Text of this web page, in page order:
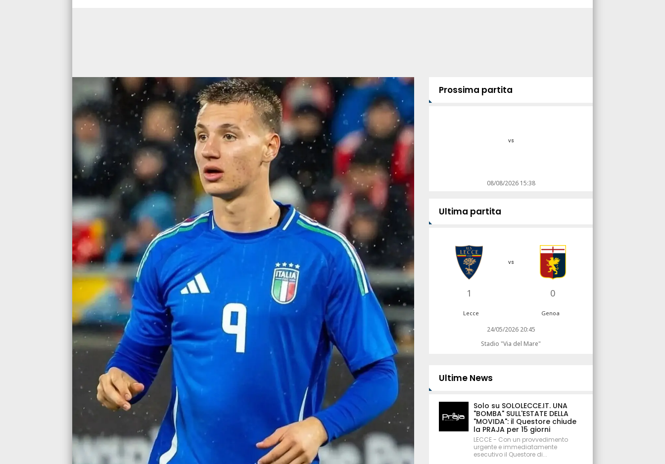
Prossima partita
vs
08/08/2026 15:38
Ultima partita
1
vs
0
Lecce Genoa
24/05/2026 20:45
Stadio "Via del Mare"
Ultime News
Solo su SOLOLECCE.IT. UNA
"BOMBA" SULL'ESTATE DELLA
"MOVIDA": il Questore chiude
la PRAJA per 15 giorni
LECCE - Con un provvedimento
urgente e immediatamente
esecutivo il Questore di...